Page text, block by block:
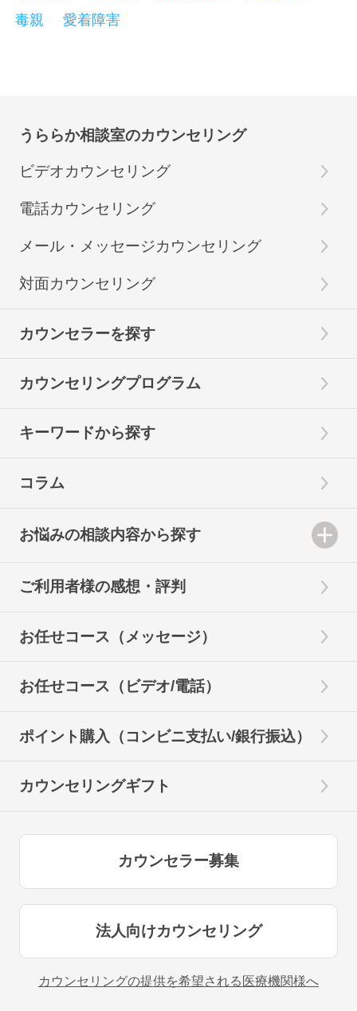
毒親
愛着障害
うららか相談室のカウンセリング
ビデオカウンセリング
電話カウンセリング
メール・メッセージカウンセリング
対面カウンセリング
カウンセラーを探す
カウンセリングプログラム
キーワードから探す
コラム
お悩みの相談内容から探す
ご利用者様の感想・評判
お任せコース（メッセージ）
お任せコース（ビデオ/電話）
ポイント購入（コンビニ支払い/銀行振込）
カウンセリングギフト
カウンセラー募集
法人向けカウンセリング
カウンセリングの提供を希望される医療機関様へ